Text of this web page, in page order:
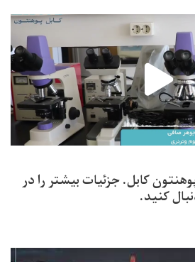
کابل. جزئیات بیشتر را در
کنید.